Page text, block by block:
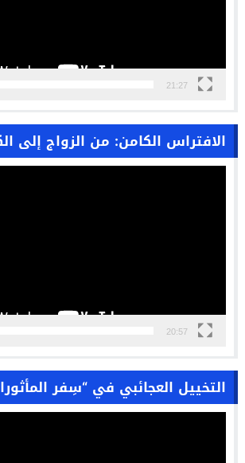
21:27
الافتراس الكامن: من الزواج إلى
مشغل
20:57
التخييل العجائبي في “سِفر
مشغل